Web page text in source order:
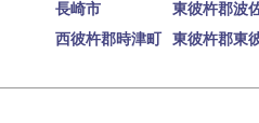
長崎市
東彼杵郡波
西彼杵郡時津町
東彼杵郡東